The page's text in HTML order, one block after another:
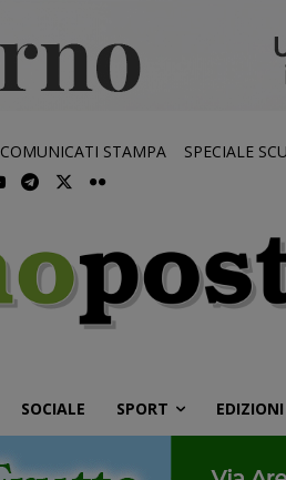
COMUNICATI STAMPA SPECIALE
SOCIALE SPORT